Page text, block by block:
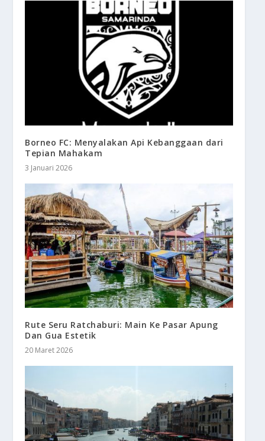
Borneo FC: Menyalakan Api Kebanggaan dari
Tepian Mahakam
3 Januari 2026
Rute Seru Ratchaburi: Main Ke Pasar Apung
Dan Gua Estetik
20 Maret 2026